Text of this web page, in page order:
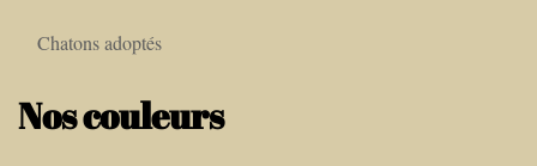
Chatons adoptés
Nos couleurs